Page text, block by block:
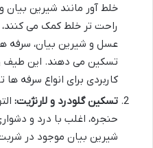
خلط آور مانند شیرین
راحت تر خلط کمک می
عسل و شیرین بیان، سرفه
تسکین می دهند. این طیف
کاربردی برای انواع سرفه
تسکین گلودرد و لارنژیت:
حنجره، اغلب با درد و
شیرین بیان موجود در